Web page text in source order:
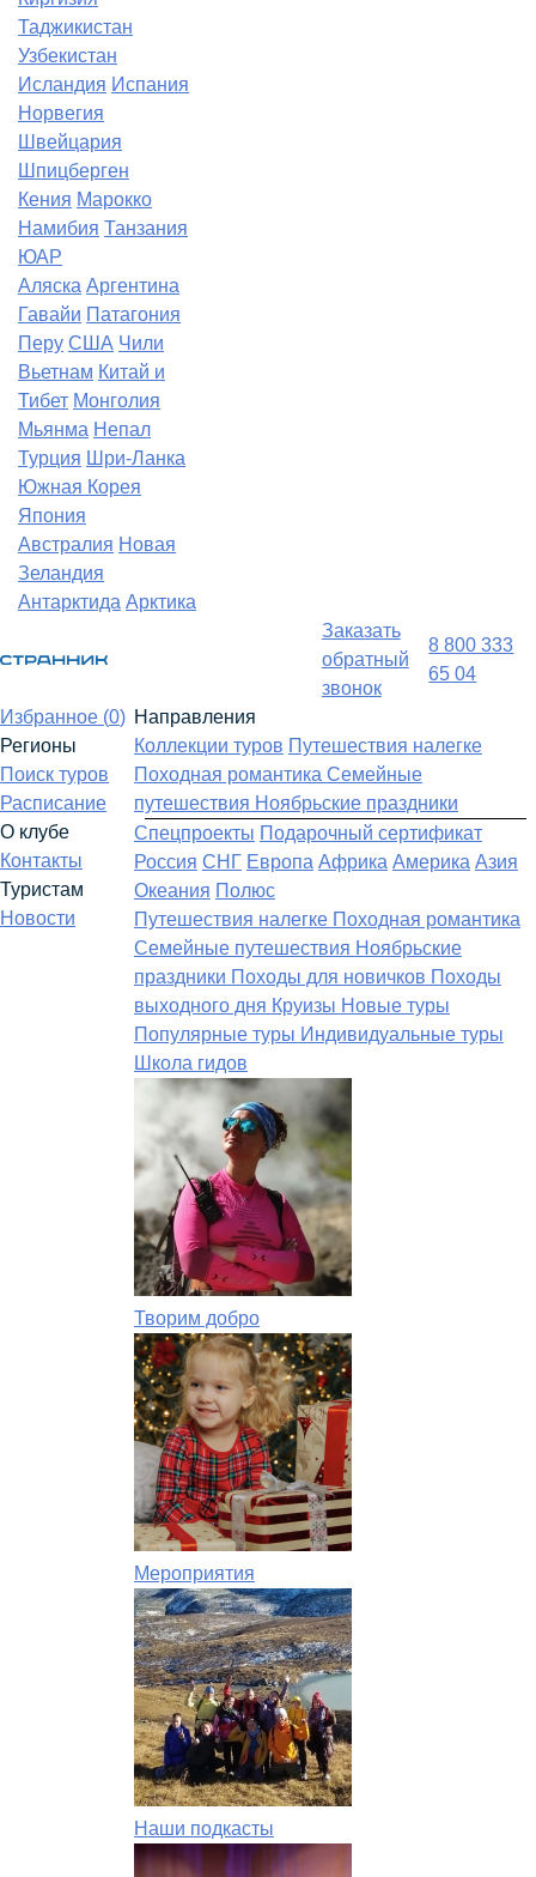
Таджикистан
Узбекистан
Исландия Испания
Норвегия
Швейцария
Шпицберген
Кения Марокко
Намибия Танзания
ЮАР
Аляска Аргентина
Гавайи Патагония
Перу США Чили
Вьетнам Китай и
Тибет Монголия
Мьянма Непал
Турция Шри-Ланка
Южная Корея
Япония
Австралия Новая
Зеландия
Антарктида Арктика
Заказать
обратный
звонок
8 800 333
65 04
Избранное (0)
Регионы
Поиск туров
Расписание
О клубе
Контакты
Туристам
Новости
Направления
Коллекции туров Путешествия налегке
Походная романтика Семейные
путешествия Ноябрьские праздники
Спецпроекты Подарочный сертификат
Россия СНГ Европа Африка Америка Азия
Океания Полюс
Путешествия налегке Походная романтика
Семейные путешествия Ноябрьские
праздники Походы для новичков Походы
выходного дня Круизы Новые туры
Популярные туры Индивидуальные туры
Школа гидов
Творим добро
Мероприятия
Наши подкасты